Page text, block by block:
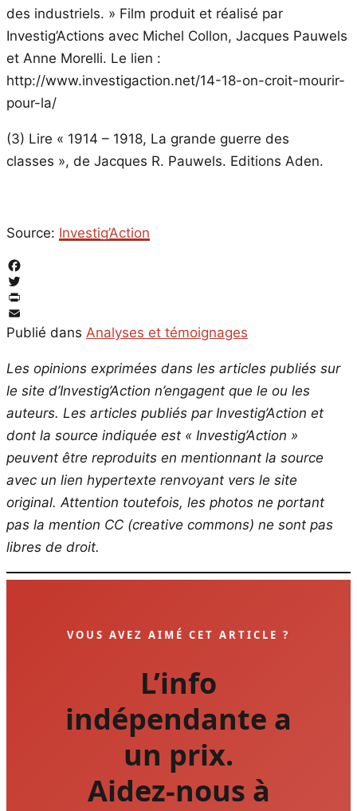
des industriels. » Film produit et réalisé par
Investig’Actions avec Michel Collon, Jacques Pauwels
et Anne Morelli. Le lien :
http://www.investigaction.net/14-18-on-croit-mourir-
pour-la/
(3) Lire « 1914 – 1918, La grande guerre des
classes », de Jacques R. Pauwels. Editions Aden.
Source: Investig’Action
Facebook
Twitter
PrintFriendly
Email
Publié dans Analyses et témoignages
Les opinions exprimées dans les articles publiés sur
le site d’Investig’Action n’engagent que le ou les
auteurs. Les articles publiés par Investig’Action et
dont la source indiquée est « Investig’Action »
peuvent être reproduits en mentionnant la source
avec un lien hypertexte renvoyant vers le site
original. Attention toutefois, les photos ne portant
pas la mention CC (creative commons) ne sont pas
libres de droit.
VOUS AVEZ AIMÉ CET ARTICLE ?
L’info
indépendante a
un prix.
Aidez-nous à